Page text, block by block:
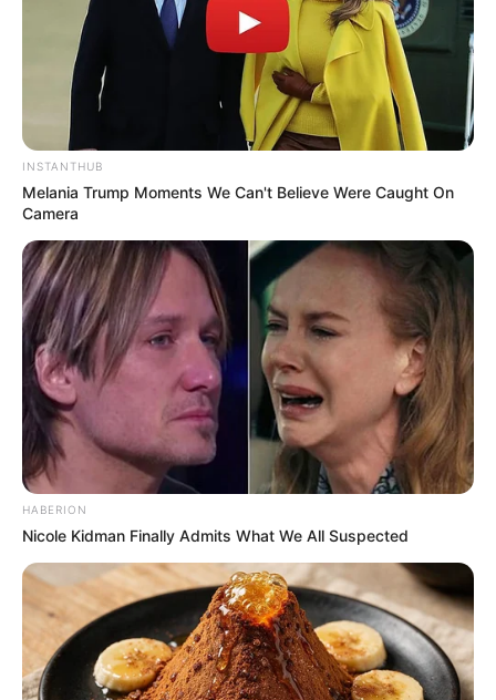
Berapa Kekayaannya?
Tidak diketahui pasti berapa kekayaan bersihnya.
Apa kewarganegaraannya?
Kewarganegaraannya adalah Indonesia.
TAGS BU LINGGA GURU SELEBGRAM SELEBRITI INDONESIA TIKTOKER
INSTANTHUB
Melania Trump Moments We Can't Believe Were Caught On
Camera
HABERION
Nicole Kidman Finally Admits What We All Suspected